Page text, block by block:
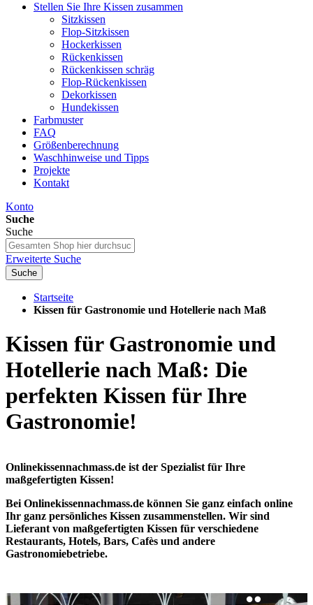
Stellen Sie Ihre Kissen zusammen
Sitzkissen
Flop-Sitzkissen
Hockerkissen
Rückenkissen
Rückenkissen schräg
Flop-Rückenkissen
Dekorkissen
Hundekissen
Farbmuster
FAQ
Größenberechnung
Waschhinweise und Tipps
Projekte
Kontakt
Konto
Suche
Suche
Erweiterte Suche
Suche
Startseite
Kissen für Gastronomie und Hotellerie nach Maß
Kissen für Gastronomie und
Hotellerie nach Maß: Die
perfekten Kissen für Ihre
Gastronomie!
Onlinekissennachmass.de ist der Spezialist für Ihre
maßgefertigten Kissen!
Bei Onlinekissennachmass.de können Sie ganz einfach online
Ihr ganz persönliches Kissen zusammenstellen. Wir sind
Lieferant von maßgefertigten Kissen für verschiedene
Restaurants, Hotels, Bars, Cafès und andere
Gastronomiebetriebe.